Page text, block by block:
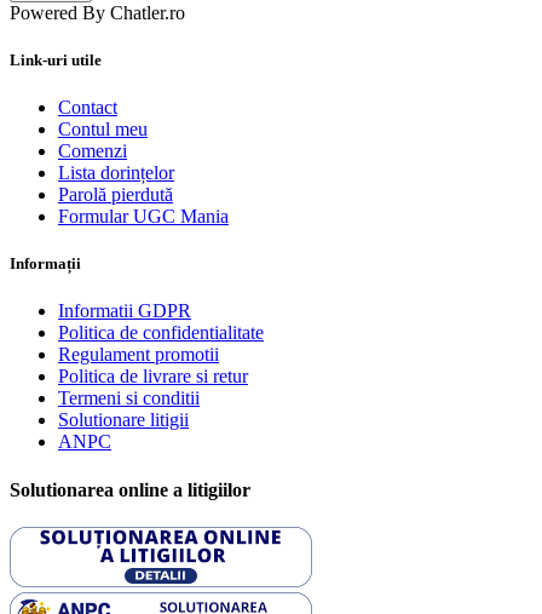
Powered By Chatler.ro
Link-uri utile
Contact
Contul meu
Comenzi
Lista dorințelor
Parolă pierdută
Formular UGC Mania
Informații
Informatii GDPR
Politica de confidentialitate
Regulament promotii
Politica de livrare si retur
Termeni si conditii
Solutionare litigii
ANPC
Solutionarea online a litigiilor